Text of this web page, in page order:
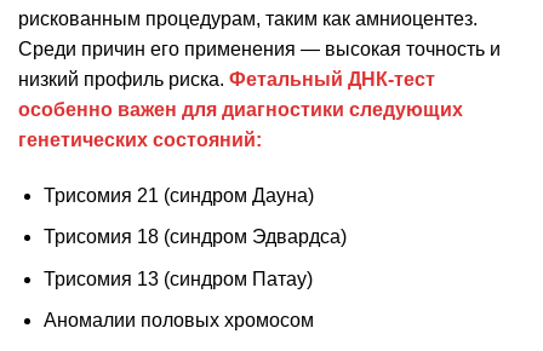
рискованным процедурам, таким как амниоцентез.
Среди причин его применения — высокая точность и
низкий профиль риска. Фетальный ДНК-тест
особенно важен для диагностики следующих
генетических состояний:
Трисомия 21 (синдром Дауна)
Трисомия 18 (синдром Эдвардса)
Трисомия 13 (синдром Патау)
Аномалии половых хромосом